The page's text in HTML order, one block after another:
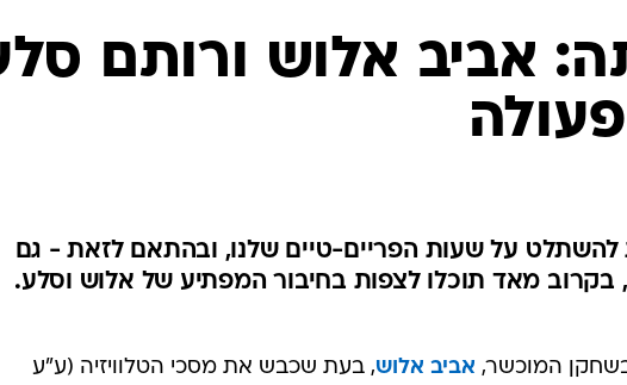
אביב אלוש ורותם
על שעות הפריים-טיים שלנו, ובהתאם לזאת - גם
מאד תוכלו לצפות בחיבור המפתיע של אלוש וסלע.
בשחקן המוכשר, אביב אלוש, בעת שכבש את מסכי הטלוויזיה (ע"ע